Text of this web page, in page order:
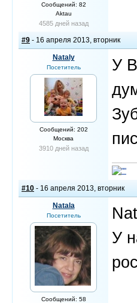
Сообщений: 82
Aktau
4585 дней назад
#9 - 16 апреля 2013, вторник
Nataly
Посетитель
Сообщений: 202
Москва
3910 дней назад
У
#10 - 16 апреля 2013, вторник
Natala
Посетитель
Сообщений: 58
У